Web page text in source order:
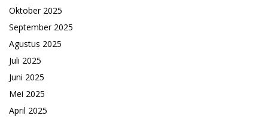
Oktober 2025
September 2025
Agustus 2025
Juli 2025
Juni 2025
Mei 2025
April 2025